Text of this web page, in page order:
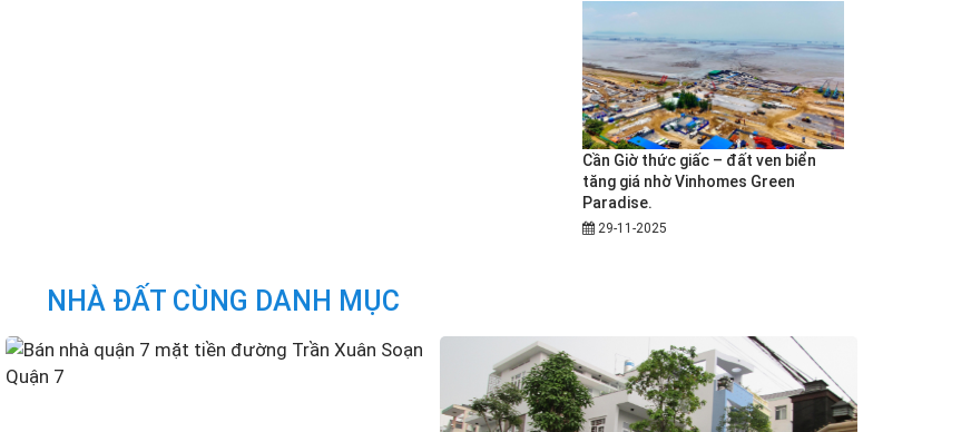
Cần Giờ thức giấc – đất ven biển
tăng giá nhờ Vinhomes Green
Paradise.
29-11-2025
NHÀ ĐẤT CÙNG DANH MỤC